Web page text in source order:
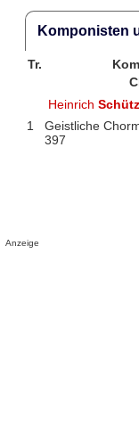
Komponisten
Tr.
HeinrichSchütz
1
Geistliche
397
Anzeige